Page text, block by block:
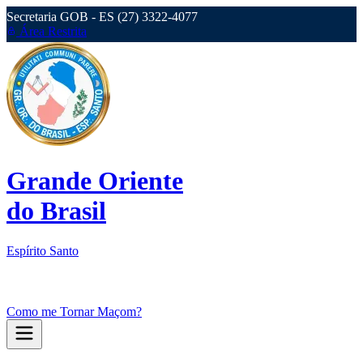
Secretaria GOB - ES (27) 3322-4077
Área Restrita
Grande Oriente
do Brasil
Espírito Santo
Como me Tornar Maçom?